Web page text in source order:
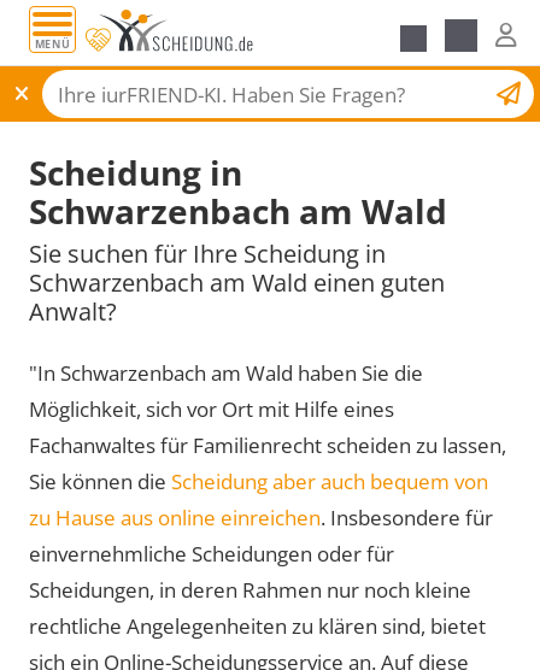
MENÜ
Scheidungsantrag
Scheidung in
Schwarzenbach am Wald
Sie suchen für Ihre Scheidung in
Schwarzenbach am Wald einen guten
Anwalt?
"In Schwarzenbach am Wald haben Sie die
Möglichkeit, sich vor Ort mit Hilfe eines
Fachanwaltes für Familienrecht scheiden zu lassen,
Sie können die Scheidung aber auch bequem von
zu Hause aus online einreichen. Insbesondere für
einvernehmliche Scheidungen oder für
Scheidungen, in deren Rahmen nur noch kleine
rechtliche Angelegenheiten zu klären sind, bietet
sich ein Online-Scheidungsservice an. Auf diese